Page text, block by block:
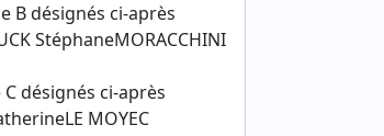
B désignés ci-après
StéphaneMORACCHINI
désignés ci-après
MOYEC